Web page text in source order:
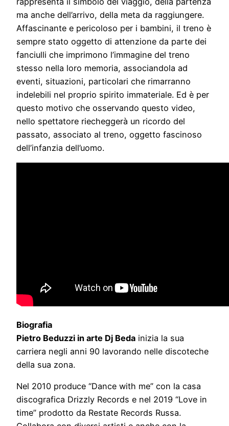
ma anche dell’arrivo, della meta da raggiungere.
Affascinante e pericoloso per i bambini, il treno è
sempre stato oggetto di attenzione da parte dei
fanciulli che imprimono l’immagine del treno
stesso nella loro memoria, associandola ad
eventi, situazioni, particolari che rimarranno
indelebili nel proprio spirito immateriale. Ed è per
questo motivo che osservando questo video,
nello spettatore riecheggerà un ricordo del
passato, associato al treno, oggetto fascinoso
dell’infanzia dell’uomo.
Biografia
Pietro Beduzzi in arte Dj Beda inizia la sua
carriera negli anni 90 lavorando nelle discoteche
della sua zona.
Nel 2010 produce “Dance with me” con la casa
discografica Drizzly Records e nel 2019 “Love in
time” prodotto da Restate Records Russa.